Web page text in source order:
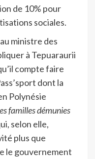
de 10% pour
sociales.
ministre des
à Tepuaraurii
compte faire
dont la
Polynésie
familles démunies
selon elle,
plus que
le gouvernement